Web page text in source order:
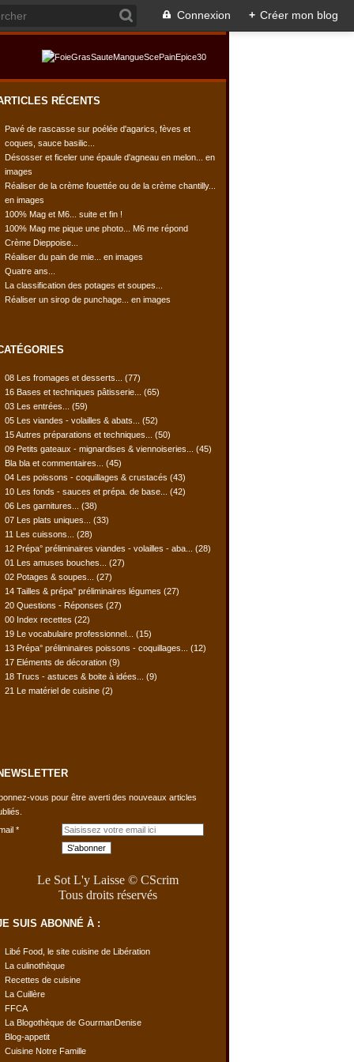
Connexion + Créer mon blog
RÉCENTS
Pavé de rascasse sur poélée d'agarics, fèves et
coques, sauce basilic...
Désosser et ficeler une épaule d'agneau en melon... en
images
Réaliser de la crème fouettée ou de la crème chantilly...
en images
100% Mag et M6... suite et fin !
100% Mag me pique une photo... M6 me répond
Crème Dieppoise...
Réaliser du pain de mie... en images
Quatre ans...
La classification des potages et soupes...
Réaliser un sirop de punchage... en images
08 Les fromages et desserts...
(77)
16 Bases et techniques pâtisserie...
(65)
03 Les entrées...
(59)
05 Les viandes - volailles & abats...
(52)
15 Autres préparations et techniques...
(50)
09 Petits gateaux - mignardises & viennoiseries...
(45)
Bla bla et commentaires...
(45)
04 Les poissons - coquillages & crustacés (43)
10 Les fonds - sauces et prépa. de base...
(42)
06 Les garnitures...
(38)
07 Les plats uniques...
(33)
11 Les cuissons...
(28)
12 Prépa° préliminaires viandes - volailles - aba...
(28)
01 Les amuses bouches...
(27)
02 Potages & soupes...
(27)
14 Tailles & prépa° préliminaires légumes (27)
20 Questions - Réponses (27)
00 Index recettes (22)
19 Le vocabulaire professionnel...
(15)
13 Prépa° préliminaires poissons - coquillages...
(12)
17 Eléments de décoration (9)
18 Trucs - astuces & boite à idées...
(9)
21 Le matériel de cuisine (2)
vous pour être averti des nouveaux articles
Le Sot L'y Laisse © CScrim
Tous droits réservés
SUIS ABONNÉ À :
Libé Food, le site cuisine de Libération
La culinothèque
Recettes de cuisine
La Cuillère
FFCA
La Blogothèque de GourmanDenise
Blog-appetit
Cuisine Notre Famille